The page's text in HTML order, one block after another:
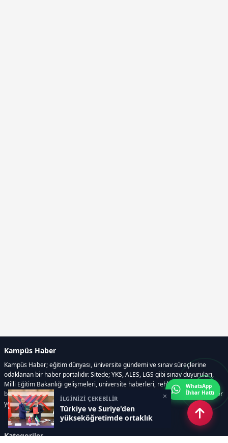
İLGİNİZİ ÇEKEBİLİR
Türkiye ve Suriye'den
yükseköğretimde ortaklık
×
Kampüs Haber
Kampüs Haber; eğitim dünyası, üniversite gündemi ve sınav süreçlerine
odaklanan bir haber portalıdır. Sitede; YKS, ALES, LGS gibi sınav duyuruları,
Milli Eğitim Bakanlığı gelişmeleri, üniversite haberleri, rehberlik içerikleri,
bilim ve teknoloji alanındaki yenilikler ile öğrenci yaşamına dair güncel bilgiler
yer alır.
Kategoriler
WhatsApp
İhbar Hattı